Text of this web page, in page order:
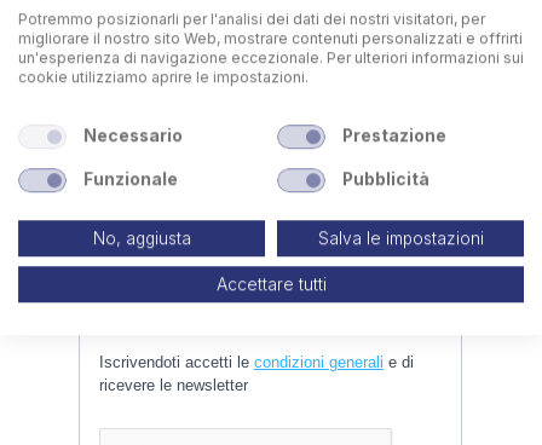
Potremmo posizionarli per l'analisi dei dati dei nostri visitatori, per
migliorare il nostro sito Web, mostrare contenuti personalizzati e offrirti
un'esperienza di navigazione eccezionale. Per ulteriori informazioni sui
cookie utilizziamo aprire le impostazioni.
Necessario Prestazione
Funzionale Pubblicità
No, aggiusta Salva le impostazioni
Accettare tutti